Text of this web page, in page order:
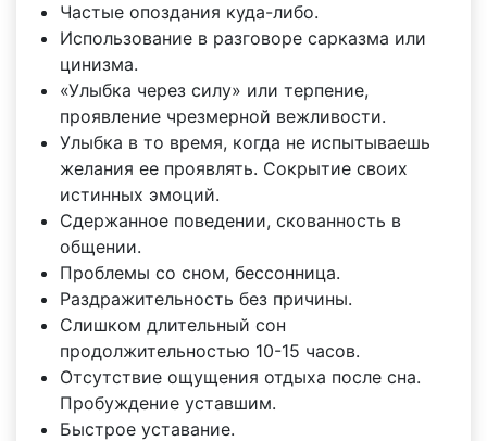
Частые опоздания куда-либо.
Использование в разговоре сарказма или
цинизма.
«Улыбка через силу» или терпение,
проявление чрезмерной вежливости.
Улыбка в то время, когда не испытываешь
желания ее проявлять. Сокрытие своих
истинных эмоций.
Сдержанное поведении, скованность в
общении.
Проблемы со сном, бессонница.
Раздражительность без причины.
Слишком длительный сон
продолжительностью 10-15 часов.
Отсутствие ощущения отдыха после сна.
Пробуждение уставшим.
Быстрое уставание.